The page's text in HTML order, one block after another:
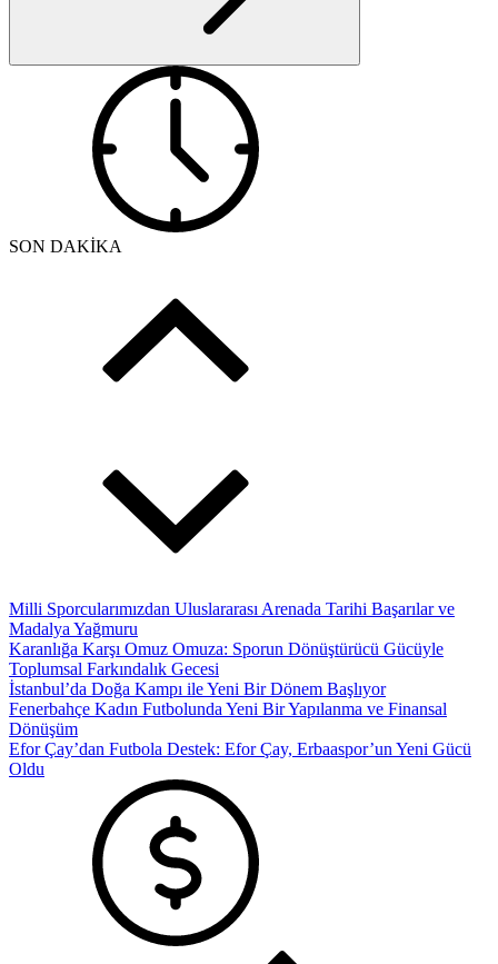
SON DAKİKA
Milli Sporcularımızdan Uluslararası Arenada Tarihi Başarılar ve
Madalya Yağmuru
Karanlığa Karşı Omuz Omuza: Sporun Dönüştürücü Gücüyle
Toplumsal Farkındalık Gecesi
İstanbul’da Doğa Kampı ile Yeni Bir Dönem Başlıyor
Fenerbahçe Kadın Futbolunda Yeni Bir Yapılanma ve Finansal
Dönüşüm
Efor Çay’dan Futbola Destek: Efor Çay, Erbaaspor’un Yeni Gücü
Oldu